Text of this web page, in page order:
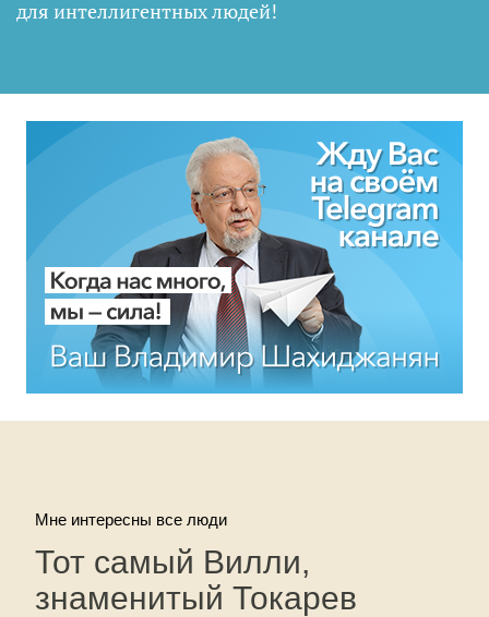
для интеллигентных людей!
Мне интересны все люди
Тот самый Вилли,
знаменитый Токарев